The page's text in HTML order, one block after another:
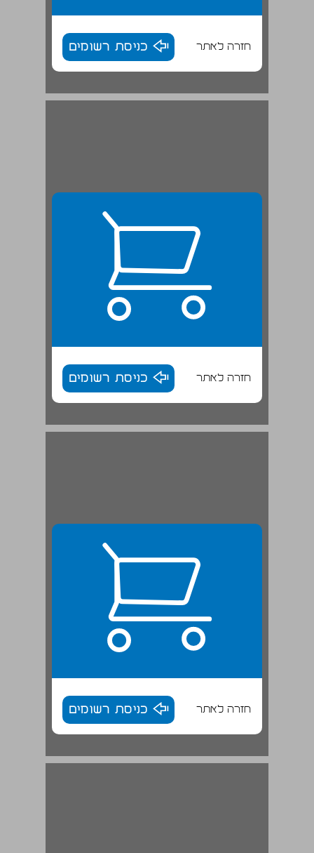
חזרה לאתר כניסת רשומים
רגל של שולחן אבן מימי הבית השני מחפירות צ'רלס וורן בירושלים ... 19
חזרה לאתר כניסת רשומים
חזרה לאתר כניסת רשומים